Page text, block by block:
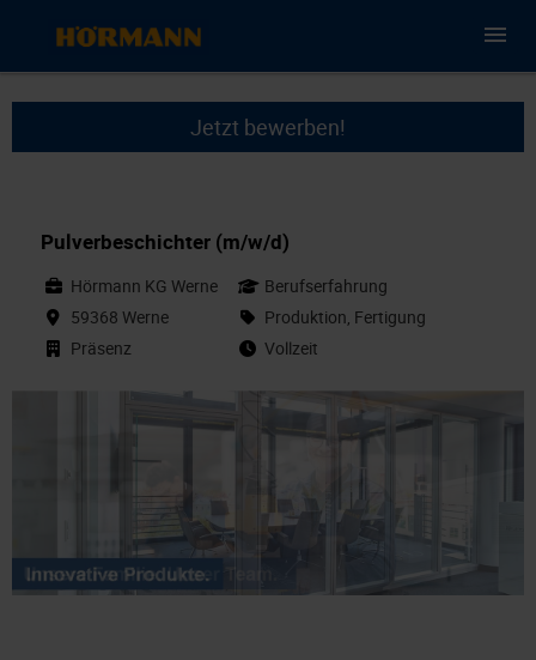
Jetzt bewerben!
Pulverbeschichter (m/w/d)
Hörmann KG Werne
59368 Werne
Präsenz
Berufserfahrung
Produktion, Fertigung
Vollzeit